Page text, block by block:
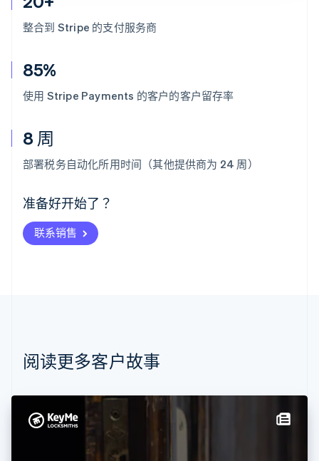
整合到 Stripe 的支付服务商
85%
使用 Stripe Payments 的客户的客户留存率
8 周
部署税务自动化所用时间（其他提供商为 24 周）
准备好开始了？
联系销售
阅读更多客户故事
阿联酋
爱尔兰
爱沙尼亚
English
奥地利
Deutsch English
Nederlands Français Deutsch
波兰
丹麦
德国
English